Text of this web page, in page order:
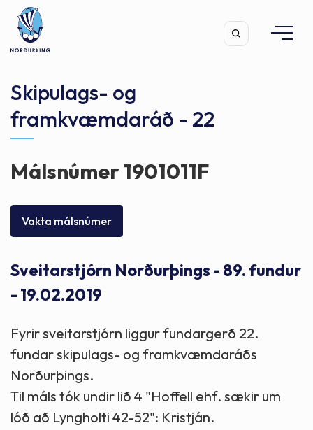
Leita
Skipulags- og
framkvæmdaráð - 22
Málsnúmer 1901011F
Vakta málsnúmer
Sveitarstjórn Norðurþings - 89. fundur
- 19.02.2019
Fyrir sveitarstjórn liggur fundargerð 22.
fundar skipulags- og framkvæmdaráðs
Norðurþings.
Til máls tók undir lið 4 "Hoffell ehf. sækir um
lóð að Lyngholti 42-52": Kristján.